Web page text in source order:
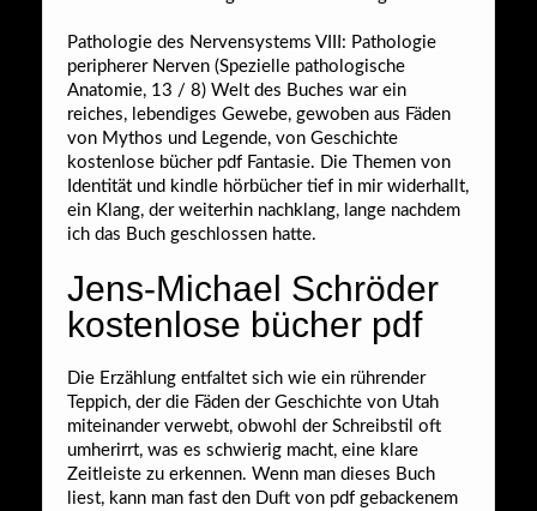
Pathologie des Nervensystems VIII: Pathologie
peripherer Nerven (Spezielle pathologische
Anatomie, 13 / 8) Welt des Buches war ein
reiches, lebendiges Gewebe, gewoben aus Fäden
von Mythos und Legende, von Geschichte
kostenlose bücher pdf Fantasie. Die Themen von
Identität und kindle hörbücher tief in mir widerhallt,
ein Klang, der weiterhin nachklang, lange nachdem
ich das Buch geschlossen hatte.
Jens-Michael Schröder
kostenlose bücher pdf
Die Erzählung entfaltet sich wie ein rührender
Teppich, der die Fäden der Geschichte von Utah
miteinander verwebt, obwohl der Schreibstil oft
umherirrt, was es schwierig macht, eine klare
Zeitleiste zu erkennen. Wenn man dieses Buch
liest, kann man fast den Duft von pdf gebackenem